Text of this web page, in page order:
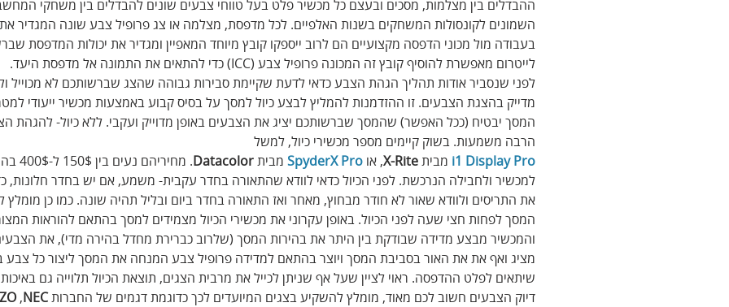
ההבדלים בין מצלמות, מסכים ובעצם כל מכשיר פלט בעל טווחי צבעים שונים להבדלים בין משחקי
השמונים לקונסולות המשחקים בשנות האלפיים. לכל מדפסת, מצלמה או צג פרופיל צבע שונה המגדיר את
בעבודה מול מכוני הדפסה מקצועיים הם לרוב ייספקו קובץ מיוחד המאפיין ומגדיר את יכולות המדפסת
לייטרום מאפשרת להוסיף קובץ זה המכונה פרופיל צבע (ICC) כדי להתאים את התמונה אל מדפסת היעד.
לפני שנסביר אודות תהליך הגהת הצבע כדאי לדעת שקיימת סבירות גבוהה שהצג שברשותכם לא מכוייל
מדייק בהצגת הצבעים. זו ההזדמנות להמליץ לבצע כיול למסך על בסיס קבוע באמצעות מכשיר ייעודי
המסך יבטיח (ככל האפשר) שהמסך שברשותכם יציג את הצבעים באופן מדוייק ועקבי. ללא כיול- להגהת
הרבה משמעות. בשוק קיימים מספר מכשירי כיול, למשל
i1 Display Pro מבית X-Rite, או SpyderX Pro מבית Datacolor
. מחיריהם
למכשיר ולחבילה הנרכשת. לפני הכיול כדאי לוודא שהתאורה בחדר עקבית- משמע, אם יש בחדר חלונות,
את התריסים ולוודא שאור לא חודר מבחוץ, מאחר ואז התאורה בחדר ביום ובליל תהיה שונה. כמו כן מומלץ
המסך לפחות חצי שעה לפני הכיול. באופן עקרוני את מכשירי הכיול מצמידים למסך בהתאם להוראות
והמכשיר מבצע מדידה שבודקת בין היתר את בהירות המסך (שלרוב כברירת מחדל בהירה מדי), את
מציג ואף את את האור בסביבת המסך ויוצר בהתאם למדידה פרופיל צבע המנחה את המסך ליצור כל צבע
שיתאים לפלט ההדפסה. ראוי לציין שעל אף שניתן לכייל את מרבית הצגים, תוצאת הכיול תלוייה גם
דיוק הצבעים חשוב לכם מאוד, מומלץ להשקיע בצגים המיועדים לכך כדוגמת דגמים של החברות
,NEC